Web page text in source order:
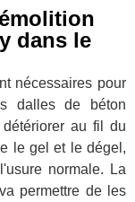
dans le
nécessaires pour
dalles de béton
au fil du
le gel et le dégel,
normale. La
permettre de les